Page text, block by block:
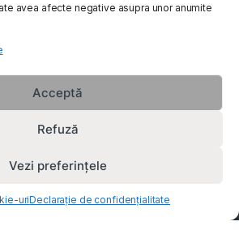
avea afecte negative asupra unor anumite
Acceptă
Refuză
Vezi preferințele
uriDeclarație de confidențialitate